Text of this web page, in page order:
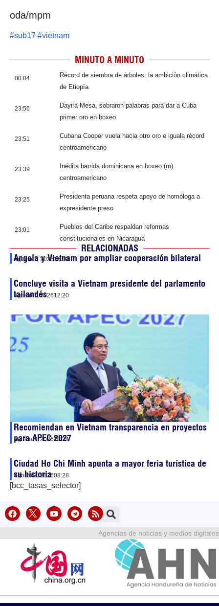
oda/mpm
#sub17 #vietnam
MINUTO A MINUTO
00:04
Récord de siembra de árboles, la ambición climática
de Etiopía
23:56
Dayira Mesa, sobraron palabras para dar a Cuba
primer oro en boxeo
23:51
Cubana Cooper vuela hacia otro oro e iguala récord
centroamericano
23:39
Inédita barrida dominicana en boxeo (m)
centroamericano
23:25
Presidenta peruana respeta apoyo de homóloga a
expresidente preso
23:01
Pueblos del Caribe respaldan reformas
constitucionales en Nicaragua
RELACIONADAS
Angola y Vietnam por ampliar cooperación bilateral
agosto 7, 202615:30
Concluye visita a Vietnam presidente del parlamento
tailandés
agosto 7, 202612:20
Recomiendan en Vietnam transparencia en proyectos
para APEC 2027
agosto 7, 202610:24
Ciudad Ho Chi Minh apunta a mayor feria turística de
su historia
agosto 7, 202608:28
[bcc_tasas_selector]
Agencias de noticias y medios digitales